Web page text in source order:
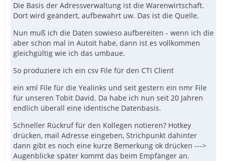
Die Basis der Adressverwaltung ist die Warenwirtschaft.
Dort wird geändert, aufbewahrt uw. Das ist die Quelle.
Nun muß ich die Daten sowieso aufbereiten - wenn ich die
aber schon mal in Autoit habe, dann ist es vollkommen
gleichgültig wie ich das umbaue.
So produziere ich ein csv File für den CTI Client
ein xml File für die Yealinks und seit gestern ein nmr File
für unseren Tobit David. Da habe ich nun seit 20 Jahren
endlich überall eine identische Datenbasis.
Schneller Rückruf für den Kollegen notieren? Hotkey
drücken, mail Adresse eingeben, Strichpunkt dahinter
dann gibt es noch eine kurze Bemerkung ok drücken --->
Augenblicke später kommt das beim Empfänger an.